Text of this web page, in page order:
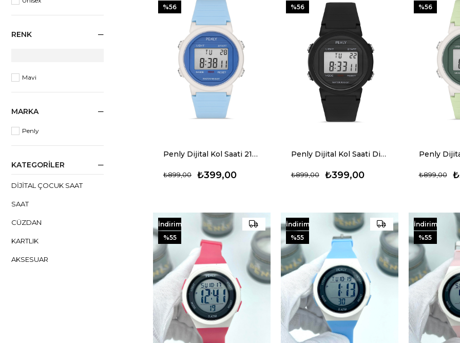
RENK
Mavi
MARKA
Penly
KATEGORILER
DIJITAL ÇOCUK SAAT
SAAT
CÜZDAN
KARTLIK
AKSESUAR
Penly Dijital Kol Saati 219 Model Mavi +4 Renk Kronometre-Alarmlı 5ATM Su Geçirmez
₺399,00
₺899,00
%56
Penly Dijital Kol Saati Dijital 219 Model Siyah +4 Renk Kronometre-Alarmlı 5ATM Su Geçirmez
₺399,00
₺899,00
%56
₺899,00
%56
İndirim
%55
İndirim
%55
İndirim
%55